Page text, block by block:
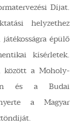
Díjat.
helyzethez
épülő
kísérletek.
a Moholy-
és a Budai
a Magyar